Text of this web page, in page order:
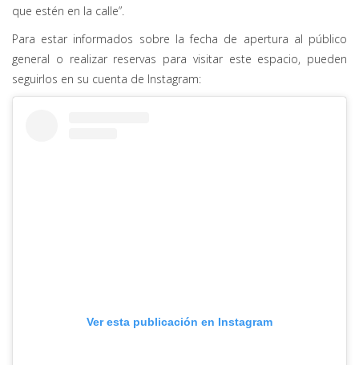
que estén en la calle”.
Para estar informados sobre la fecha de apertura al público
general o realizar reservas para visitar este espacio, pueden
seguirlos en su cuenta de Instagram:
Ver esta publicación en Instagram